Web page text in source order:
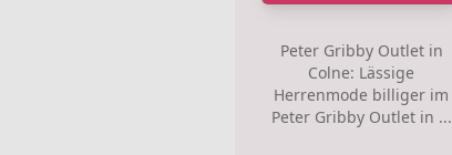
Peter Gribby Outlet in
Colne: Lässige
Herrenmode billiger im
Peter Gribby Outlet in ...